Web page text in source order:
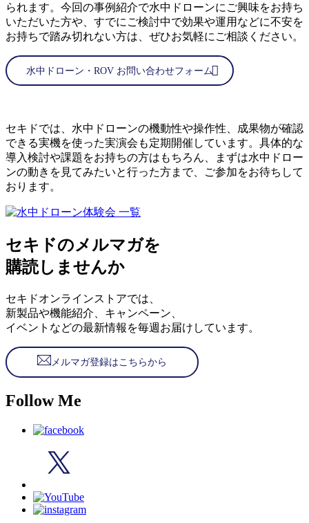
られます。今回の事例紹介で水中ドローンにご興味をお持ち
いただいた方や、すでにご検討中で効果や運用などに不安を
お持ちで踏み切れない方は、ぜひお気軽にご相談ください。
水中ドローン・ROV お問い合わせフォーム
セキドでは、水中ドローンの機動性や操作性、成果物が確認
できる実機を使った実演会も定期開催しています。具体的な
導入検討や課題をお持ちの方はもちろん、まずは水中ドロー
ンの動きを見てみたいと行った方まで、ご参加をお待ちして
おります。
セキドのメルマガを
購読しませんか
セキドオンラインストアでは、
新製品や機能紹介、キャンペーン、
イベントなどの最新情報を毎週お届けしています。
メルマガ登録はこちらから
Follow Me